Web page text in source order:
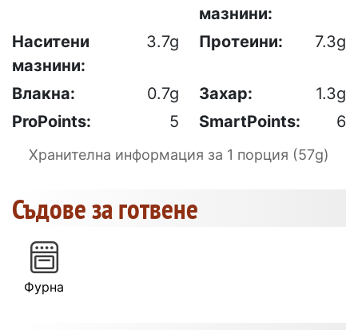
мазнини:
Наситени
мазнини:
3.7g Протеини: 7.3g
Влакна: 0.7g Захар:
1.3g
ProPoints:
5 SmartPoints: 6
Хранителна информация за 1 порция (57g)
Съдове за готвене
Фурна